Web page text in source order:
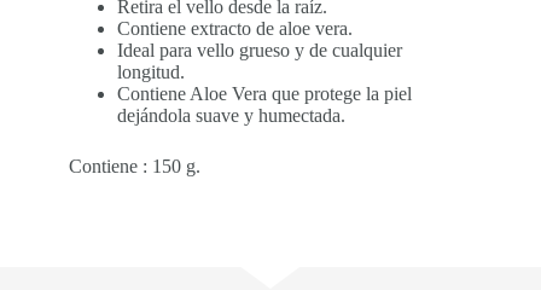
Retira el vello desde la raíz.
Contiene extracto de aloe vera.
Ideal para vello grueso y de cualquier
longitud.
Contiene Aloe Vera que protege la piel
dejándola suave y humectada.
Contiene : 150 g.